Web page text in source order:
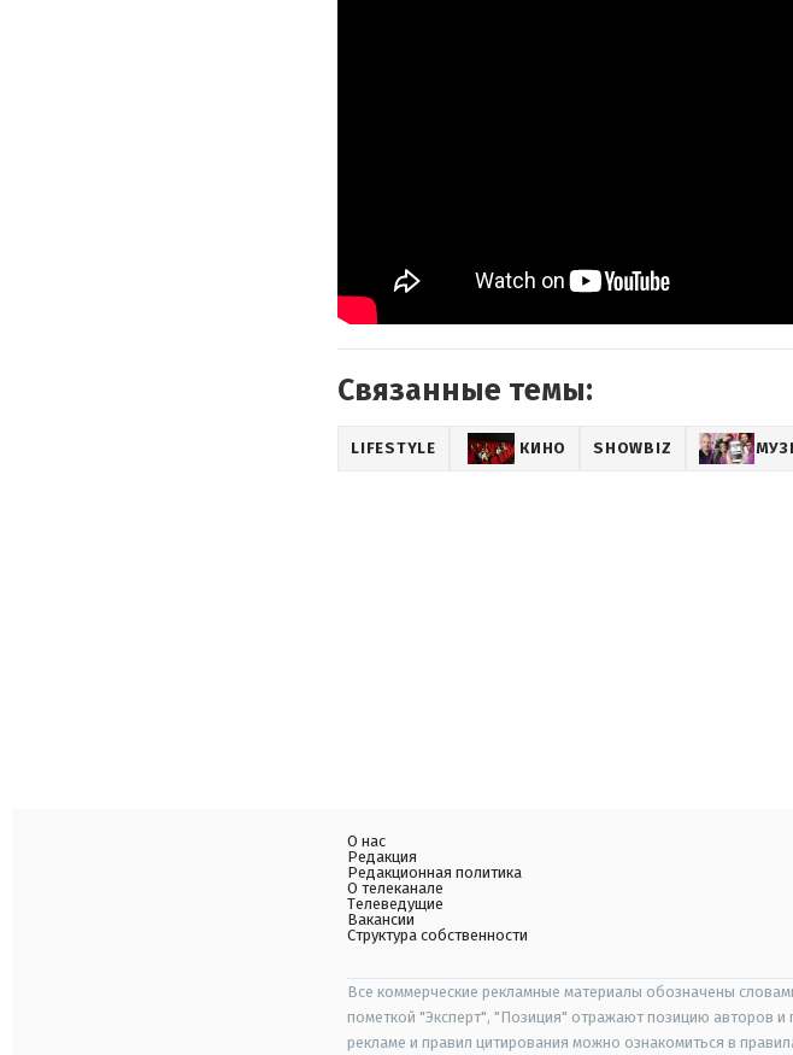
Связанные темы:
LIFESTYLE КИНО SHOWBIZ
О нас
Редакция
Редакционная политика
О телеканале
Телеведущие
Вакансии
Структура собственности
Все коммерческие рекламные материалы обозначены
пометкой "Эксперт", "Позиция" отражают позицию авторов
рекламе и правил цитирования можно ознакомиться в